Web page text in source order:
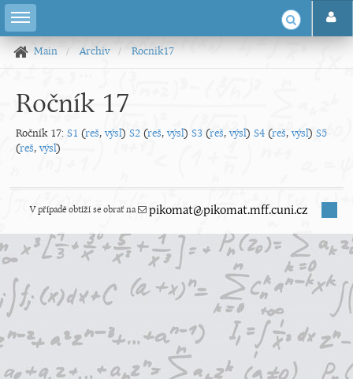
Main Archiv Rocnik17
Ročník 17
Ročník 17: S1 (reš,výsl) S2 (reš,výsl) S3 (reš,výsl) S4 (reš,výsl) S5
(reš,výsl)
V případě obtíží se obrať na